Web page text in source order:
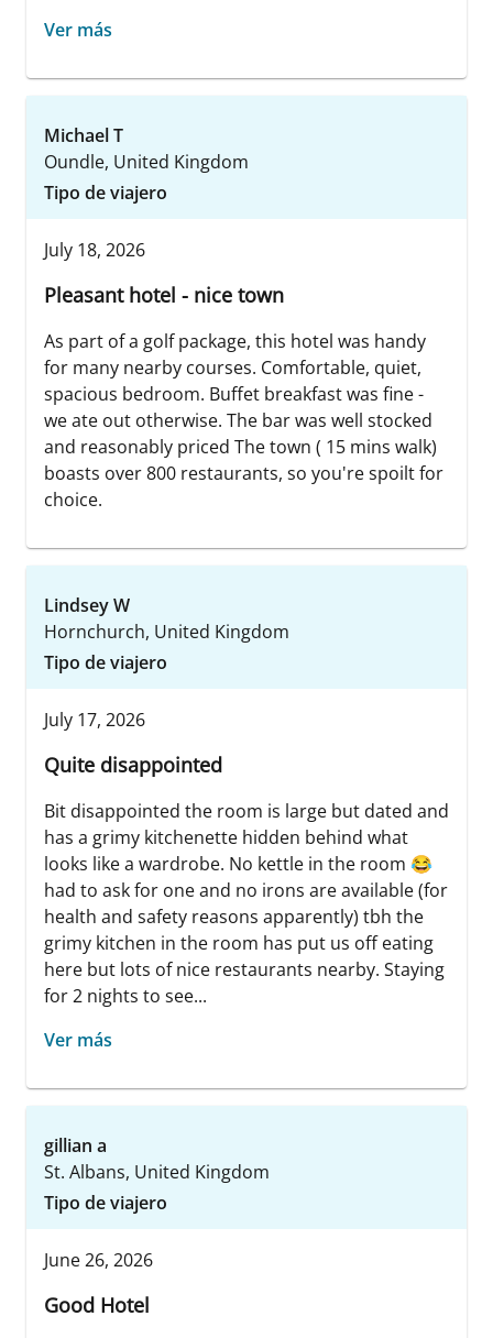
Ver más
Michael T
Oundle, United Kingdom
Tipo de viajero
July 18, 2026
Pleasant hotel - nice town
As part of a golf package, this hotel was handy
for many nearby courses. Comfortable, quiet,
spacious bedroom. Buffet breakfast was fine -
we ate out otherwise. The bar was well stocked
and reasonably priced The town ( 15 mins walk)
boasts over 800 restaurants, so you're spoilt for
choice.
Lindsey W
Hornchurch, United Kingdom
Tipo de viajero
July 17, 2026
Quite disappointed
Bit disappointed the room is large but dated and
has a grimy kitchenette hidden behind what
looks like a wardrobe. No kettle in the room 😂
had to ask for one and no irons are available (for
health and safety reasons apparently) tbh the
grimy kitchen in the room has put us off eating
here but lots of nice restaurants nearby. Staying
for 2 nights to see...
Ver más
gillian a
St. Albans, United Kingdom
Tipo de viajero
June 26, 2026
Good Hotel